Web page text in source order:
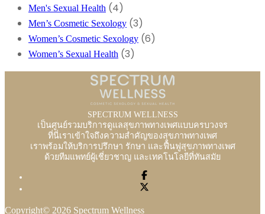
อะไร
และ
เหมาะ
กับ
Men's Sexual Health (4)
Men’s Cosmetic Sexology (3)
Women’s Cosmetic Sexology (6)
Women’s Sexual Health (3)
SPECTRUM WELLNESS
เป็นศูนย์รวมบริการดูแลสุขภาพทางเพศแบบครบวงจร
ที่นี่เราเข้าใจถึงความสำคัญของสุขภาพทางเพศ
เราพร้อมให้บริการปรึกษา รักษา และฟื้นฟูสุขภาพทางเพศ
ด้วยทีมแพทย์ผู้เชี่ยวชาญ และเทคโนโลยีที่ทันสมัย
Copyright© 2026 Spectrum Wellness